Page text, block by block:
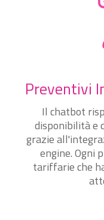
Preventivi
Il chatbot
disponibilità e
grazie
engine. Ogni
tariffarie che